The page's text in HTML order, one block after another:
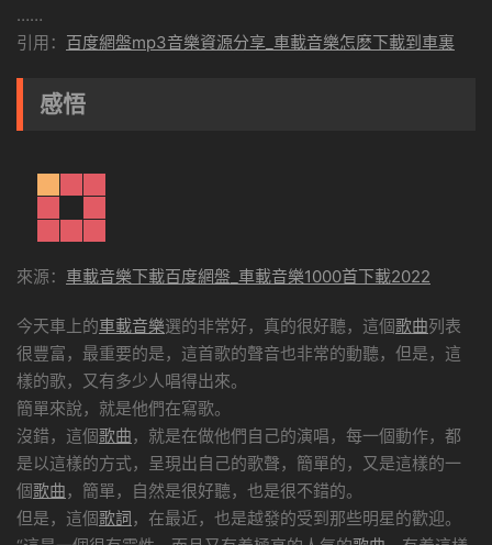
……
引用： 百度網盤mp3音樂資源分享_車載音樂怎麽下載到車裏
感悟
來源： 車載音樂下載百度網盤_車載音樂1000首下載2022
今天車上的車載音樂選的非常好，真的很好聽，這個歌曲列表
很豐富，最重要的是，這首歌的聲音也非常的動聽，但是，這
樣的歌，又有多少人唱得出來。
簡單來說，就是他們在寫歌。
沒錯，這個歌曲 ，就是在做他們自己的演唱，每一個動作，都
是以這樣的方式，呈現出自己的歌聲，簡單的，又是這樣的一
個歌曲 ，簡單，自然是很好聽，也是很不錯的。
但是，這個歌詞 ，在最近，也是越發的受到那些明星的歡迎。